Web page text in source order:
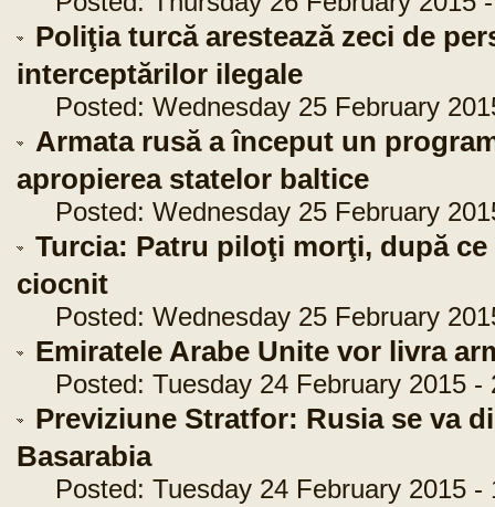
Poliţia turcă arestează zeci de
interceptărilor ilegale
Posted: Wednesday 25 February
Armata rusă a început un
apropierea statelor baltice
Posted: Wednesday 25 February
Turcia: Patru piloţi morţi, după
ciocnit
Posted: Wednesday 25 February
Emiratele Arabe Unite vor livra
Posted: Tuesday 24 February 2015 -
Previziune Stratfor: Rusia se va
Basarabia
Posted: Tuesday 24 February 2015 -